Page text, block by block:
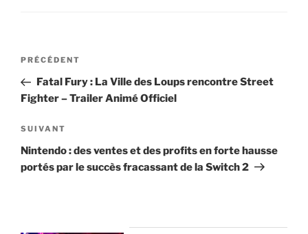
Navigation
l’article
Article
précédent
PRÉCÉDENT
Fatal Fury : La Ville des Loups rencontre Street
Fighter – Trailer Animé Officiel
Article
suivant
SUIVANT
Nintendo : des ventes et des profits en forte hausse
portés par le succès fracassant de la Switch 2